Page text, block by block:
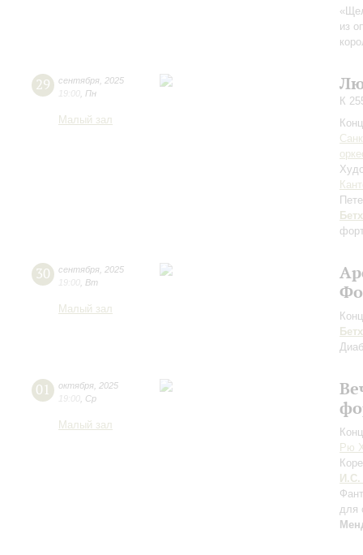
из
29 сентября 2025
19:00 Пн
Малый зал
К
30 сентября 2025
19:00 Вт
Малый зал
01 октября 2025
19:00 Ср
Малый зал
Рю
И.С.
для